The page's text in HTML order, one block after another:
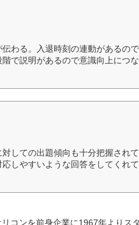
わる。入退時刻の連動があるの
で説明があるので意識向上につな
しての出題傾向も十分把握されて
しやすいような回答をしてくれて
コンを前身企業に1967年よりス